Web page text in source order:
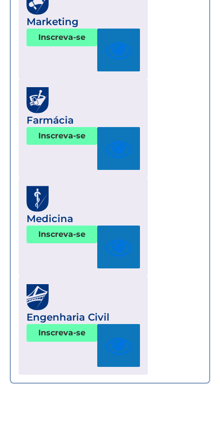
Marketing
Inscreva-se
Farmácia
Inscreva-se
Medicina
Inscreva-se
Engenharia Civil
Inscreva-se